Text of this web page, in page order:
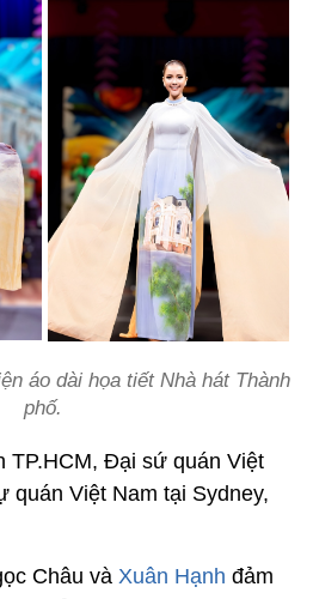
áo dài họa tiết Nhà hát Thành
phố.
TP.HCM, Đại sứ quán Việt
quán Việt Nam tại Sydney,
Châu và Xuân Hạnh đảm